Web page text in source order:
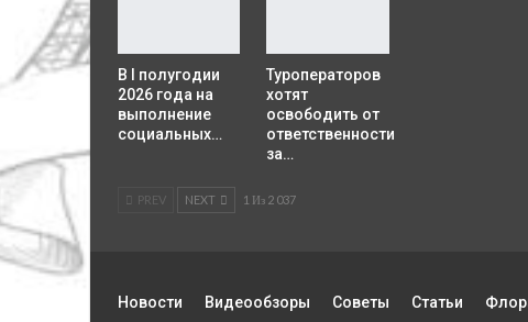
В I полугодии
2026 года на
выполнение
социальных…
Туроператоров
хотят
освободить от
ответственности
за…
PREV NEXT 1 Из 2 037
Новости Видеообзоры Советы Статьи